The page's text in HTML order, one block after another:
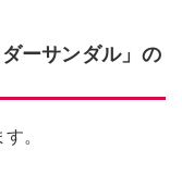
ーサンダル」の
。